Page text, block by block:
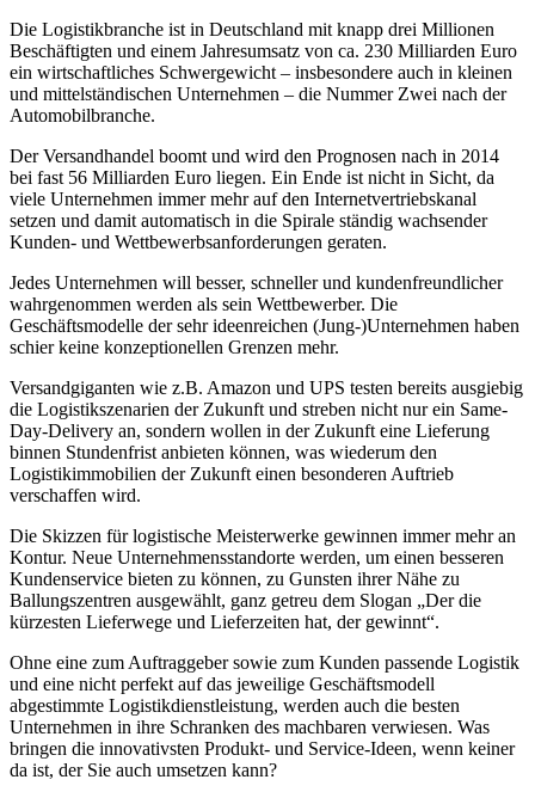
Die Logistikbranche ist in Deutschland mit knapp drei Millionen
Beschäftigten und einem Jahresumsatz von ca. 230 Milliarden Euro
ein wirtschaftliches Schwergewicht – insbesondere auch in kleinen
und mittelständischen Unternehmen – die Nummer Zwei nach der
Automobilbranche.
Der Versandhandel boomt und wird den Prognosen nach in 2014
bei fast 56 Milliarden Euro liegen. Ein Ende ist nicht in Sicht, da
viele Unternehmen immer mehr auf den Internetvertriebskanal
setzen und damit automatisch in die Spirale ständig wachsender
Kunden- und Wettbewerbsanforderungen geraten.
Jedes Unternehmen will besser, schneller und kundenfreundlicher
wahrgenommen werden als sein Wettbewerber. Die
Geschäftsmodelle der sehr ideenreichen (Jung-)Unternehmen haben
schier keine konzeptionellen Grenzen mehr.
Versandgiganten wie z.B. Amazon und UPS testen bereits ausgiebig
die Logistikszenarien der Zukunft und streben nicht nur ein Same-
Day-Delivery an, sondern wollen in der Zukunft eine Lieferung
binnen Stundenfrist anbieten können, was wiederum den
Logistikimmobilien der Zukunft einen besonderen Auftrieb
verschaffen wird.
Die Skizzen für logistische Meisterwerke gewinnen immer mehr an
Kontur. Neue Unternehmensstandorte werden, um einen besseren
Kundenservice bieten zu können, zu Gunsten ihrer Nähe zu
Ballungszentren ausgewählt, ganz getreu dem Slogan „Der die
kürzesten Lieferwege und Lieferzeiten hat, der gewinnt“.
Ohne eine zum Auftraggeber sowie zum Kunden passende Logistik
und eine nicht perfekt auf das jeweilige Geschäftsmodell
abgestimmte Logistikdienstleistung, werden auch die besten
Unternehmen in ihre Schranken des machbaren verwiesen. Was
bringen die innovativsten Produkt- und Service-Ideen, wenn keiner
da ist, der Sie auch umsetzen kann?